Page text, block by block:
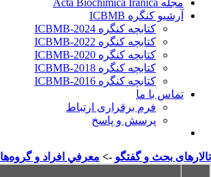
مجله Acta Biochimica Iranica
آرشیو کنگره ICBMB
کتابچه کنگره ICBMB-2024
کتابچه کنگره ICBMB-2022
کتابچه کنگره ICBMB-2020
کتابچه کنگره ICBMB-2018
کتابچه کنگره ICBMB-2016
تماس با ما
فرم برقراری ارتباط
پرسش و پاسخ
تالارهای بحث و گفتگو -> معرفي افراد و گروه‌ها